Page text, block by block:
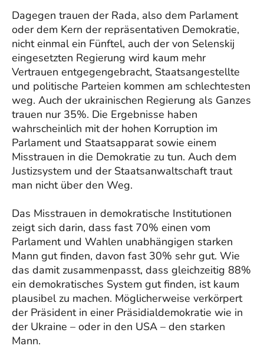
Dagegen trauen der Rada, also dem Parlament
oder dem Kern der repräsentativen Demokratie,
nicht einmal ein Fünftel, auch der von Selenskij
eingesetzten Regierung wird kaum mehr
Vertrauen entgegengebracht, Staatsangestellte
und politische Parteien kommen am schlechtesten
weg. Auch der ukrainischen Regierung als Ganzes
trauen nur 35%. Die Ergebnisse haben
wahrscheinlich mit der hohen Korruption im
Parlament und Staatsapparat sowie einem
Misstrauen in die Demokratie zu tun. Auch dem
Justizsystem und der Staatsanwaltschaft traut
man nicht über den Weg.
Das Misstrauen in demokratische Institutionen
zeigt sich darin, dass fast 70% einen vom
Parlament und Wahlen unabhängigen starken
Mann gut finden, davon fast 30% sehr gut. Wie
das damit zusammenpasst, dass gleichzeitig 88%
ein demokratisches System gut finden, ist kaum
plausibel zu machen. Möglicherweise verkörpert
der Präsident in einer Präsidialdemokratie wie in
der Ukraine – oder in den USA – den starken
Mann.